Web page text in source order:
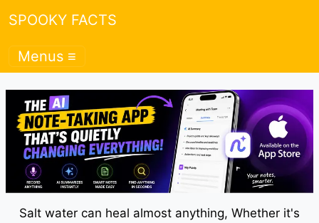
SPOOKY FACTS
Menus ≡
Salt water can heal almost anything, Whether it's